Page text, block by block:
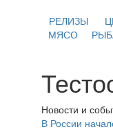
РЕЛИЗЫ
МЯСО
Новости и
В России